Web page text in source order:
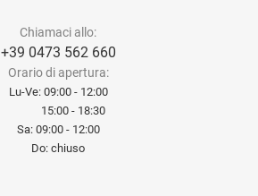
Chiamaci allo:
+39 0473 562 660
Orario di apertura:
Lu-Ve: 09:00 - 12:00
15:00 - 18:30
Sa: 09:00 - 12:00
Do: chiuso